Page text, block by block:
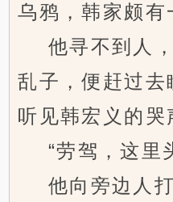
乌鸦，韩家颇有
他寻不到人，
乱子，便赶过去
听见韩宏义的哭
“劳驾，这里
他向旁边人打